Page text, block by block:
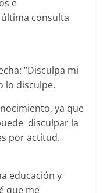
e
consulta
“Disculpa mi
lo disculpe.
ya que
disculpar la
por actitud.
educación y
que me